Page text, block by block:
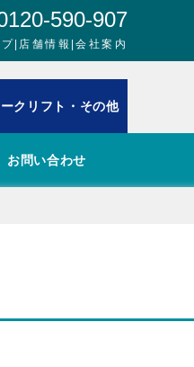
590-907
店舗情報 |会社案内
クリフト・その他
お問い合わせ